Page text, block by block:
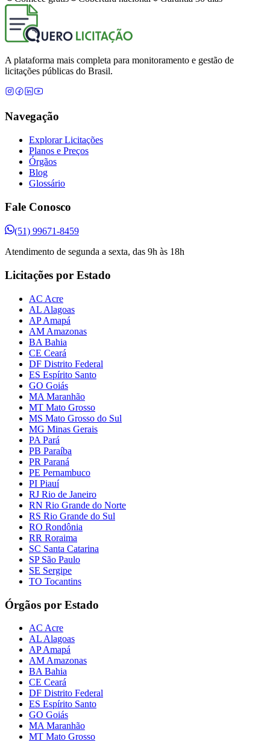
A plataforma mais completa para monitoramento e gestão de
licitações públicas do Brasil.
Navegação
Explorar Licitações
Planos e Preços
Órgãos
Blog
Glossário
Fale Conosco
(51) 99671-8459
Atendimento de segunda a sexta, das 9h às 18h
Licitações por Estado
AC Acre
AL Alagoas
AP Amapá
AM Amazonas
BA Bahia
CE Ceará
DF Distrito Federal
ES Espírito Santo
GO Goiás
MA Maranhão
MT Mato Grosso
MS Mato Grosso do Sul
MG Minas Gerais
PA Pará
PB Paraíba
PR Paraná
PE Pernambuco
PI Piauí
RJ Rio de Janeiro
RN Rio Grande do Norte
RS Rio Grande do Sul
RO Rondônia
RR Roraima
SC Santa Catarina
SP São Paulo
SE Sergipe
TO Tocantins
Órgãos por Estado
AC Acre
AL Alagoas
AP Amapá
AM Amazonas
BA Bahia
CE Ceará
DF Distrito Federal
ES Espírito Santo
GO Goiás
MA Maranhão
MT Mato Grosso